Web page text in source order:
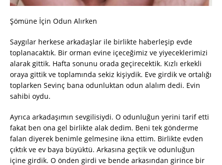
Şömüne İçin Odun Alırken
Saygılar herkese arkadaşlar ile birlikte haberleşip evde
toplanacaktık. Bir orman evine içeceğimiz ve yiyeceklerimizi
alarak gittik. Hafta sonunu orada geçirecektik. Kızlı erkekli
oraya gittik ve toplamında sekiz kişiydik. Eve girdik ve ortalığı
toplarken Sevinç bana odunluktan odun alalım dedi. Evin
sahibi oydu.
Ayrıca arkadaşımın sevgilisiydi. O odunluğun yerini tarif etti
fakat ben ona gel birlikte alak dedim. Beni tek gönderme
falan diyerek benimle gelmesine ikna ettim. Birlikte evden
çıktık ve ev baya büyüktü. Arkasına geçtik ve odunluğun
içine girdik. O önden girdi ve bende arkasından girince bir